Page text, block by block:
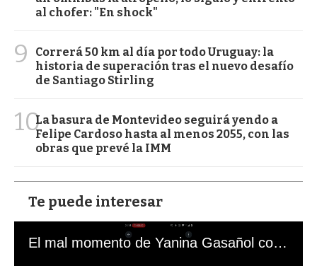
al chofer: "En shock"
9
Correrá 50 km al día por todo Uruguay: la
historia de superación tras el nuevo desafío
de Santiago Stirling
10La basura de Montevideo seguirá yendo a
Felipe Cardoso hasta al menos 2055, con las
obras que prevé la IMM
Te puede interesar
El mal momento de Yanina Gasañol con un hincha argentino en "Subrayado"